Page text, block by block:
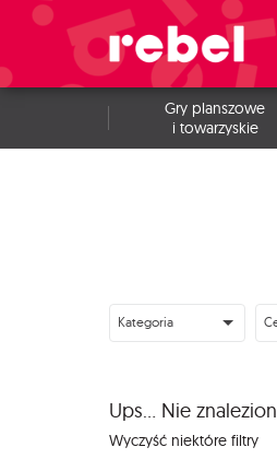
Gry planszowe
i towarzyskie
Kategoria
Ups... Nie
Wyczyść niektóre filtry